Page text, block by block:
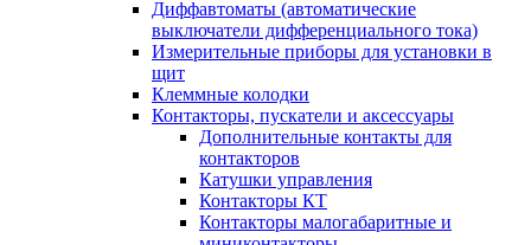
Диффавтоматы (автоматические
выключатели дифференциального тока)
Измерительные приборы для установки в
щит
Клеммные колодки
Контакторы, пускатели и аксессуары
Дополнительные контакты для
контакторов
Катушки управления
Контакторы КТ
Контакторы малогабаритные и